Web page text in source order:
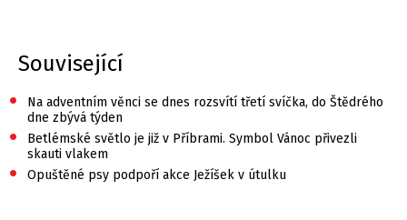
Související
•
Na adventním věnci se dnes rozsvítí třetí svíčka, do Štědrého
dne zbývá týden
•
Betlémské světlo je již v Příbrami. Symbol Vánoc přivezli
skauti vlakem
• Opuštěné psy podpoří akce Ježíšek v útulku